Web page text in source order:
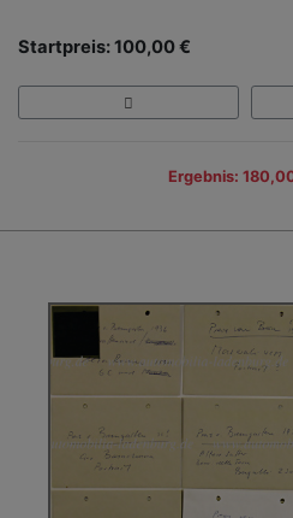
Startpreis: 100,00 €
Ergebnis: